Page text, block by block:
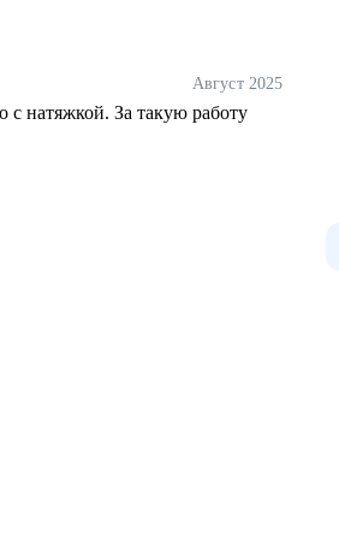
Август 2025
с натяжкой. За такую работу